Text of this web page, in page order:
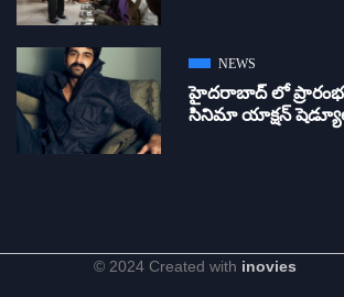
NEWS
హైదరాబాద్ లో
సినిమా యాక్షన్
© 2024 Created with inovies